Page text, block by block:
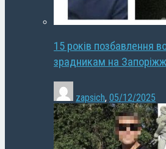
15 років позбавлення
зрадникам на
zapsich, 05/12/2025